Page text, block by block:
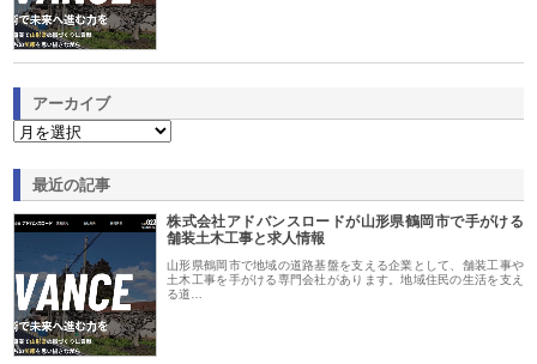
アーカイブ
最近の記事
株式会社アドバンスロードが山形県鶴岡市で手がける
舗装土木工事と求人情報
山形県鶴岡市で地域の道路基盤を支える企業として、舗装工事や
土木工事を手がける専門会社があります。地域住民の生活を支え
る道…